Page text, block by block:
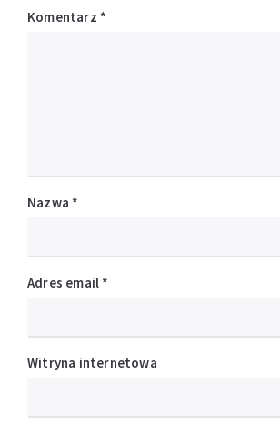
Komentarz *
Nazwa *
Adres email *
Witryna internetowa